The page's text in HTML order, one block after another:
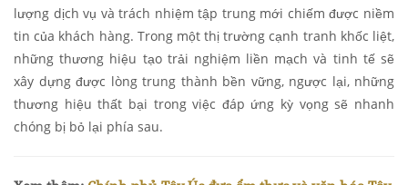
lượng dịch vụ và trách nhiệm tập trung mới chiếm được niềm
tin của khách hàng. Trong một thị trường cạnh tranh khốc liệt,
những thương hiệu tạo trải nghiệm liền mạch và tinh tế sẽ
xây dựng được lòng trung thành bền vững, ngược lại, những
thương hiệu thất bại trong việc đáp ứng kỳ vọng sẽ nhanh
chóng bị bỏ lại phía sau.